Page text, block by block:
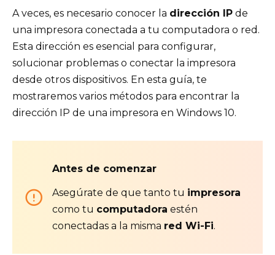
A veces, es necesario conocer la dirección IP de
una impresora conectada a tu computadora o red.
Esta dirección es esencial para configurar,
solucionar problemas o conectar la impresora
desde otros dispositivos. En esta guía, te
mostraremos varios métodos para encontrar la
dirección IP de una impresora en Windows 10.
Antes de comenzar
Asegúrate de que tanto tu impresora
como tu computadora estén
conectadas a la misma red Wi-Fi.